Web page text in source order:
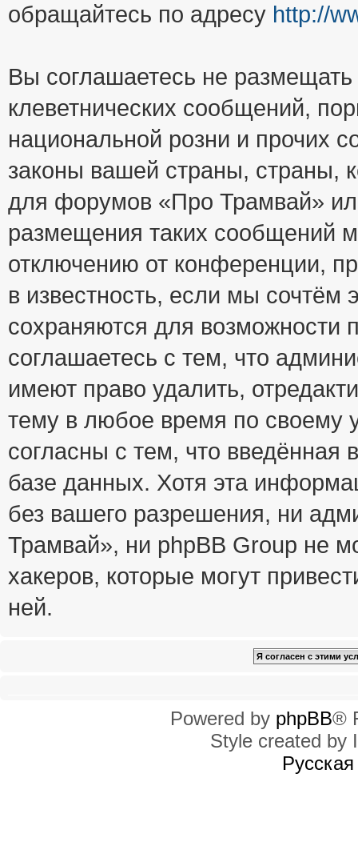
обращайтесь по адресу http://
Вы соглашаетесь не
клеветнических сообщений,
национальной розни и прочих
законы вашей страны, страны,
для форумов «Про Трамвай»
размещения таких сообщений
отключению от конференции,
в известность, если мы
сохраняются для возможности
соглашаетесь с тем, что
имеют право удалить,
тему в любое время по своему
согласны с тем, что
базе данных. Хотя эта
без вашего разрешения, ни
Трамвай», ни phpBB Group не
хакеров, которые могут
ней.
Powered by phpBB®
Style created by